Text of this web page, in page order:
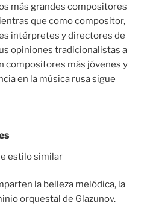
más grandes compositores
que como compositor,
intérpretes y directores de
opiniones tradicionalistas a
compositores más jóvenes y
en la música rusa sigue
estilo similar
la belleza melódica, la
orquestal de Glazunov.